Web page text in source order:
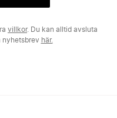
villkor. Du kan alltid avsluta
nyhetsbrev här.